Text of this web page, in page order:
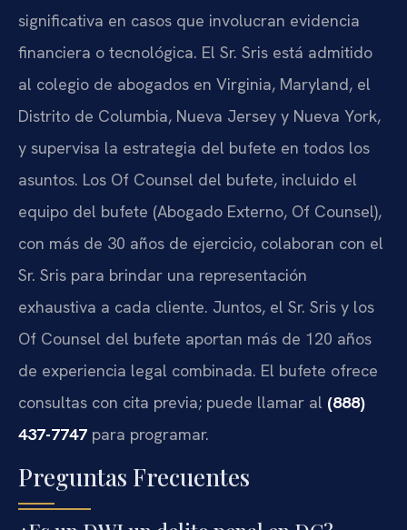
significativa en casos que involucran evidencia
financiera o tecnológica. El Sr. Sris está admitido
al colegio de abogados en Virginia, Maryland, el
Distrito de Columbia, Nueva Jersey y Nueva York,
y supervisa la estrategia del bufete en todos los
asuntos. Los Of Counsel del bufete, incluido el
equipo del bufete (Abogado Externo, Of Counsel),
con más de 30 años de ejercicio, colaboran con el
Sr. Sris para brindar una representación
exhaustiva a cada cliente. Juntos, el Sr. Sris y los
Of Counsel del bufete aportan más de 120 años
de experiencia legal combinada. El bufete ofrece
consultas con cita previa; puede llamar al (888)
437-7747 para programar.
Preguntas Frecuentes